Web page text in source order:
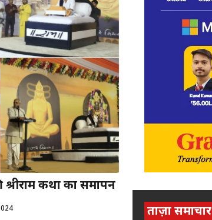
श्रीराम कथा का समापन
ताज़ा समाचार